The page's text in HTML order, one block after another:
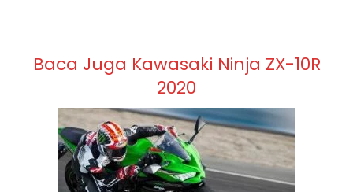
Baca Juga Kawasaki Ninja ZX-10R
2020